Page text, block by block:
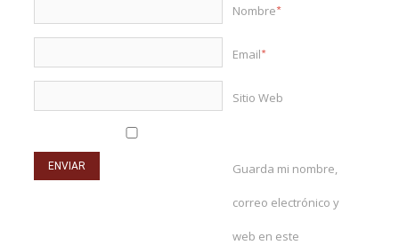
Nombre*
Email*
Sitio Web
Guarda mi nombre,
correo electrónico y
web en este